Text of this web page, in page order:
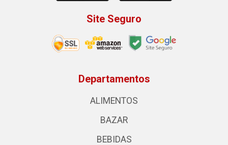
Site Seguro
Departamentos
ALIMENTOS
BAZAR
BEBIDAS